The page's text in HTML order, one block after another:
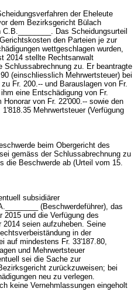
der Eheleute
dem Bezirksgericht Bülach
Das Scheidungsurteil
den Parteien je zur
wettgeschlagen wurden,
2014 stellte Rechtsanwalt
Schlussabrechnung zu. Er beantragte
(einschliesslich Mehrwertsteuer) bei
Fr. 200.-- und Barauslagen von Fr.
eine Entschädigung von Fr.
von Fr. 22'000.-- sowie den
Mehrwertsteuer (Verfügung
beim Obergericht des
gemäss der Schlussabrechnung zu
die Beschwerde ab (Urteil vom 15.
subsidiärer
(Beschwerdeführer), das
und die Verfügung des
seien aufzuheben. Seine
in der
auf mindestens Fr. 33'187.80,
und Mehrwertsteuer
sei die Sache zur
zurückzuweisen; bei
neu zu verlegen.
keine Vernehmlassungen eingeholt